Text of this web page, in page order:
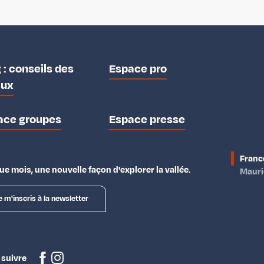
: conseils des
Espace pro
groupes Espace presse
mois, une nouvelle façon d'explorer la vallée.
m'inscris à la newsletter